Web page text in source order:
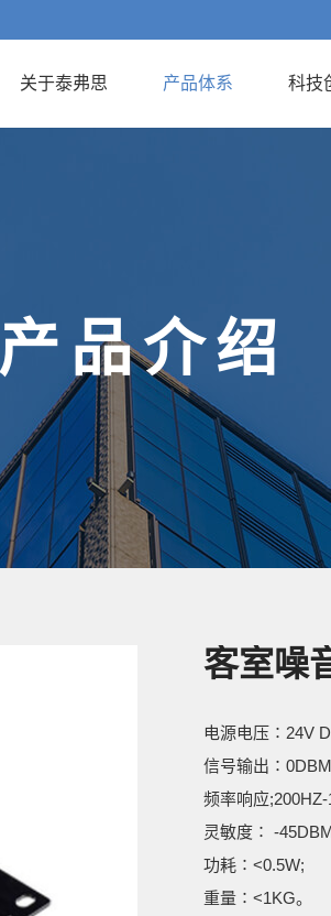
关于泰弗思 产品体系 科技
产 品介绍
客室噪
电源电压∶24V
信号输出
频率响应;200HZ-
灵敏度∶ -
功耗∶<0.5W;
重量∶<1KG。